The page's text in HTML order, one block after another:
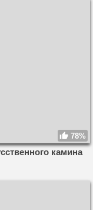
78%
камина